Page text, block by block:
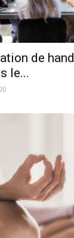
de
le...